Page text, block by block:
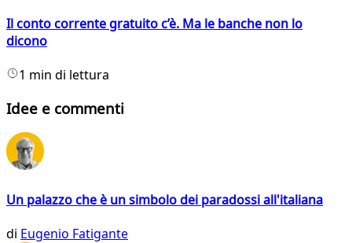
Il conto corrente gratuito c’è. Ma le banche non lo
dicono
1 min di lettura
Idee e commenti
Un palazzo che è un simbolo dei paradossi all'italiana
di Eugenio Fatigante